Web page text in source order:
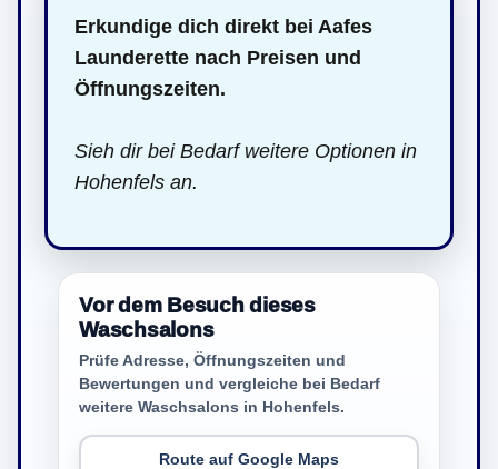
Erkundige dich direkt bei Aafes
Launderette nach Preisen und
Öffnungszeiten.
Sieh dir bei Bedarf weitere Optionen in
Hohenfels an.
Vor dem Besuch dieses
Waschsalons
Prüfe Adresse, Öffnungszeiten und
Bewertungen und vergleiche bei Bedarf
weitere Waschsalons in Hohenfels.
Route auf Google Maps